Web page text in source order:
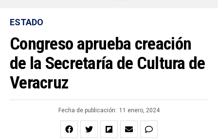
ESTADO
Congreso aprueba creación
de la Secretaría de Cultura de
Veracruz
Fecha de publicación: 11 enero, 2024